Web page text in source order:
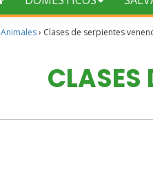
Animales› Clases de serpientes
CLASES